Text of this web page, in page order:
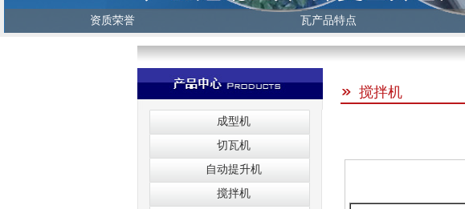
资质荣誉 瓦产品特点
成型机
切瓦机
自动提升机
搅拌机
搅拌机